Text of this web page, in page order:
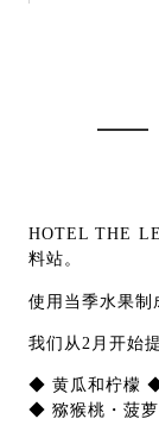
HOTEL THE
料站。
使用当季水果制
我们从2月开始
◆ 黄瓜和柠檬
◆ 猕猴桃・菠